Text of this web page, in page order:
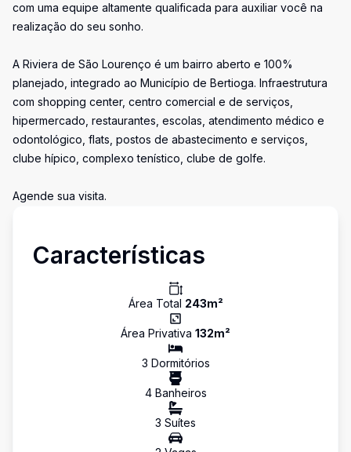
com uma equipe altamente qualificada para auxiliar você na
realização do seu sonho.
A Riviera de São Lourenço é um bairro aberto e 100%
planejado, integrado ao Município de Bertioga. Infraestrutura
com shopping center, centro comercial e de serviços,
hipermercado, restaurantes, escolas, atendimento médico e
odontológico, flats, postos de abastecimento e serviços,
clube hípico, complexo tenístico, clube de golfe.
Agende sua visita.
Características
Área Total 243m²
Área Privativa 132m²
3 Dormitórios
4Banheiros
3 Suítes